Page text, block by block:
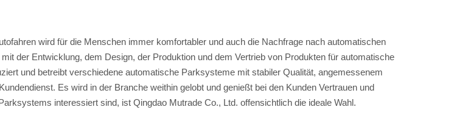
wird für die Menschen immer komfortabler und auch die Nachfrage nach automatischen
der Entwicklung, dem Design, der Produktion und dem Vertrieb von Produkten für automatische
und betreibt verschiedene automatische Parksysteme mit stabiler Qualität, angemessenem
Es wird in der Branche weithin gelobt und genießt bei den Kunden Vertrauen und
interessiert sind, ist Qingdao Mutrade Co., Ltd. offensichtlich die ideale Wahl.